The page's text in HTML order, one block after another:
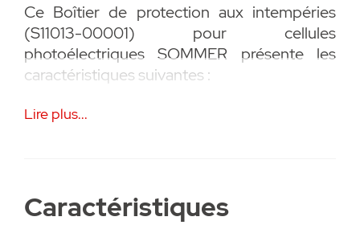
Ce Boîtier de protection aux intempéries
(S11013-00001) pour cellules
photoélectriques SOMMER présente les
caractéristiques suivantes :
• Pour cellule photoélectrique réflexion
• Accessoire SOMMER
Lire plus...
Caractéristiques